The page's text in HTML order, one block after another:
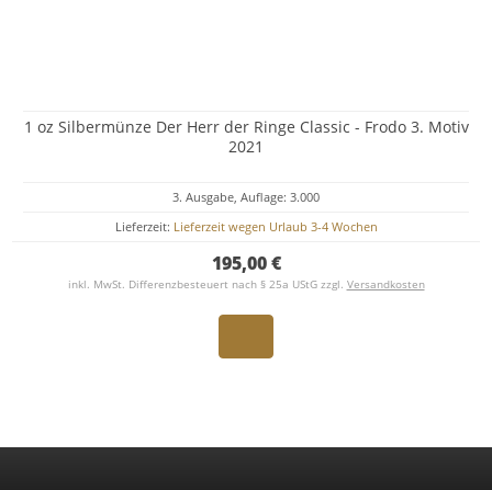
1 oz Silbermünze Der Herr der Ringe Classic - Frodo 3. Motiv
2021
3. Ausgabe, Auflage: 3.000
Lieferzeit: Lieferzeit wegen Urlaub 3-4 Wochen
195,00 €
inkl. MwSt. Differenzbesteuert nach § 25a UStG zzgl. Versandkosten